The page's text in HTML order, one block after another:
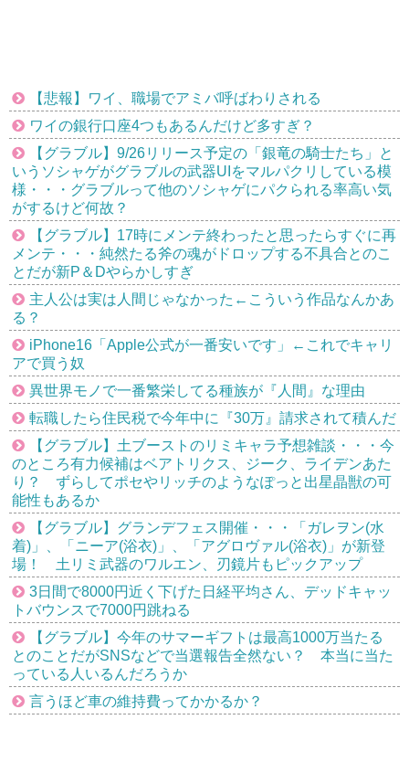
【悲報】ワイ、職場でアミバ呼ばわりされる
ワイの銀行口座4つもあるんだけど多すぎ？
【グラブル】9/26リリース予定の「銀竜の騎士たち」と
いうソシャゲがグラブルの武器UIをマルパクリしている模
様・・・グラブルって他のソシャゲにパクられる率高い気
がするけど何故？
【グラブル】17時にメンテ終わったと思ったらすぐに再
メンテ・・・純然たる斧の魂がドロップする不具合とのこ
とだが新P＆Dやらかしすぎ
主人公は実は人間じゃなかった←こういう作品なんかあ
る？
iPhone16「Apple公式が一番安いです」←これでキャリ
アで買う奴
異世界モノで一番繁栄してる種族が『人間』な理由
転職したら住民税で今年中に『30万』請求されて積んだ
【グラブル】土ブーストのリミキャラ予想雑談・・・今
のところ有力候補はベアトリクス、ジーク、ライデンあた
り？ ずらしてポセやリッチのようなぽっと出星晶獣の可
能性もあるか
【グラブル】グランデフェス開催・・・「ガレヲン(水
着)」、「ニーア(浴衣)」、「アグロヴァル(浴衣)」が新登
場！ 土リミ武器のワルエン、刃鏡片もピックアップ
3日間で8000円近く下げた日経平均さん、デッドキャッ
トバウンスで7000円跳ねる
【グラブル】今年のサマーギフトは最高1000万当たる
とのことだがSNSなどで当選報告全然ない？ 本当に当た
っている人いるんだろうか
言うほど車の維持費ってかかるか？